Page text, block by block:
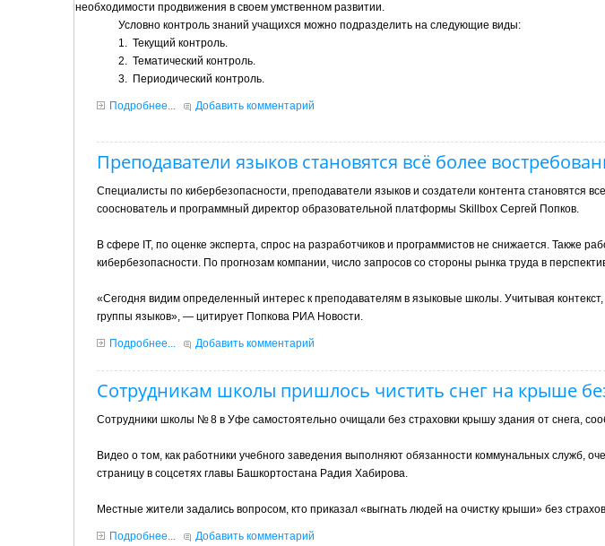
необходимости продвижения в своем умственном развитии.
Условно контроль знаний учащихся можно подразделить на следующие виды:
1. Текущий контроль.
2. Тематический контроль.
3. Периодический контроль.
Подробнее... Добавить комментарий
Преподаватели языков становятся всё более
Специалисты по кибербезопасности, преподаватели языков и создатели контента становятся
сооснователь и программный директор образовательной платформы Skillbox Сергей Попков.
В сфере IT, по оценке эксперта, спрос на разработчиков и программистов не снижается. Также
кибербезопасности. По прогнозам компании, число запросов со стороны рынка труда в
«Сегодня видим определенный интерес к преподавателям в языковые школы. Учитывая контекст,
группы языков», — цитирует Попкова РИА Новости.
Подробнее... Добавить комментарий
Сотрудникам школы пришлось чистить снег на крыше
Сотрудники школы № 8 в Уфе самостоятельно очищали без страховки крышу здания от снега,
Видео о том, как работники учебного заведения выполняют обязанности коммунальных служб,
страницу в соцсетях главы Башкортостана Радия Хабирова.
Местные жители задались вопросом, кто приказал «выгнать людей на очистку крыши» без
Подробнее... Добавить комментарий